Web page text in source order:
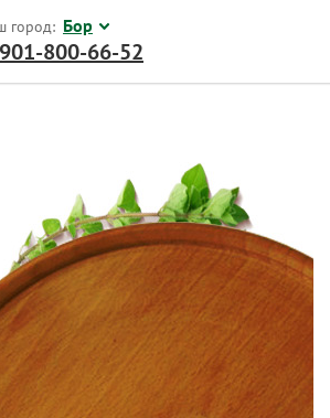
город: Бор
800-66-52